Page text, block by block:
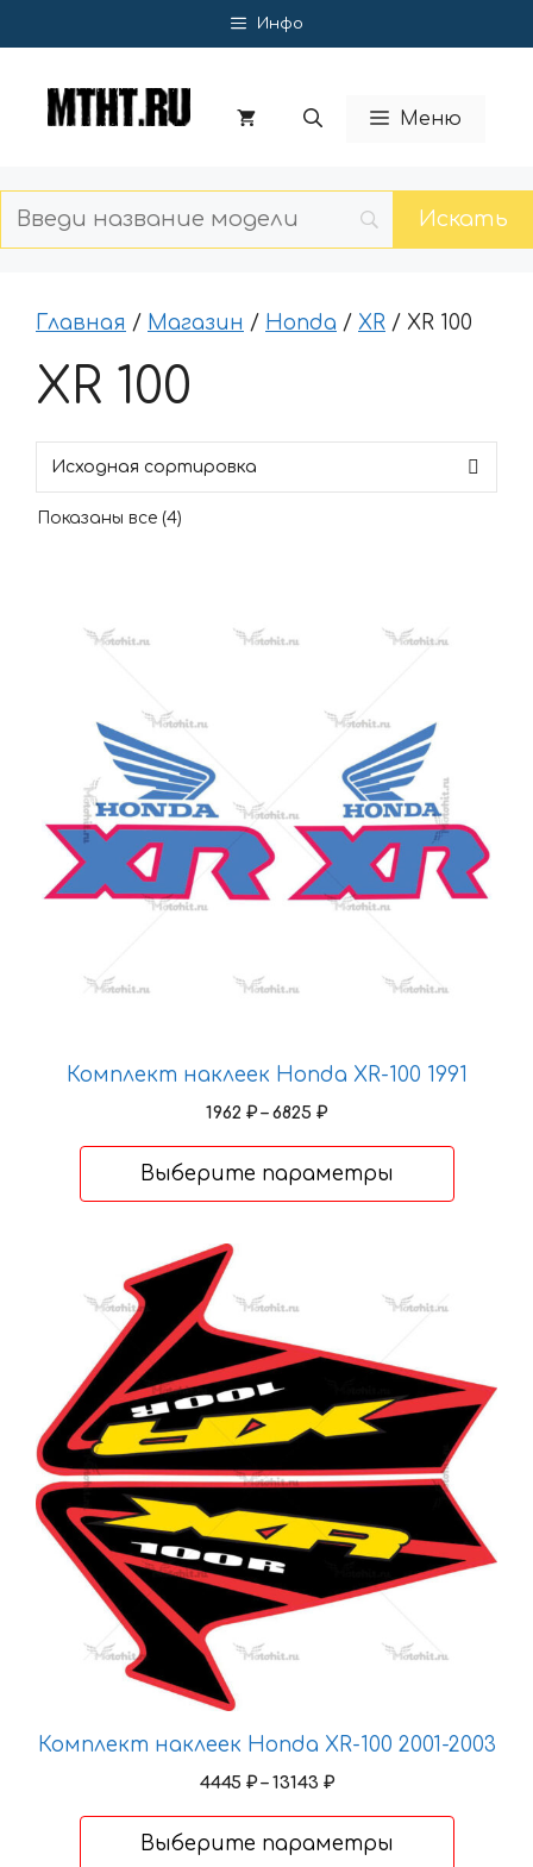
к
Инфо
Меню
Главная / Магазин / Honda / XR / XR 100
XR 100
Показаны все (4)
Комплект наклеек Honda XR-100 1991
1962 ₽ – 6825 ₽Диапазон
–
Выберите параметры
товар
имеет
вариаций.
Опции
выбрать
на
странице
товара.
Комплект наклеек Honda XR-100 2001-2003
4445 ₽ – 13143 ₽Диапазон
–
Выберите параметры
имеет
несколько
вариаций.
Опции
можно
выбрать
на
странице
товара.